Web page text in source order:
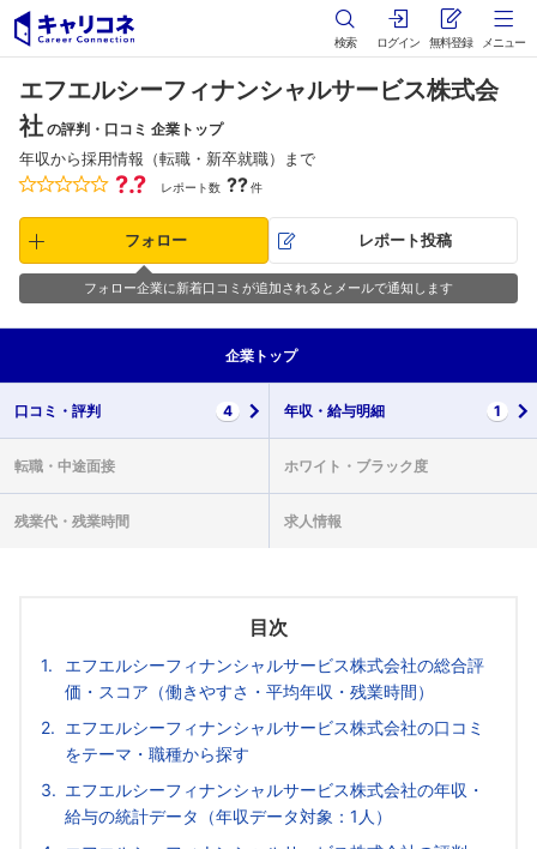
検索 ログイン 無料登録 メニュー
エフエルシーフィナンシャルサービス株式会
社 の評判・口コミ 企業トップ
年収から採用情報（転職・新卒就職）まで
?.? レポート数 ??件
フォロー レポート投稿
フォロー企業に新着口コミが追加されるとメールで通知します
企業 トップ
口コミ・ 評判 4 年収・ 給与明細 1
転職・ 中途面接 ホワイト・ ブラック度
残業代・ 残業時間 求人情報
目次
エフエルシーフィナンシャルサービス株式会社の総合評
価・スコア（働きやすさ・平均年収・残業時間）
エフエルシーフィナンシャルサービス株式会社の口コミ
をテーマ・職種から探す
エフエルシーフィナンシャルサービス株式会社の年収・
給与の統計データ（年収データ対象：1人）